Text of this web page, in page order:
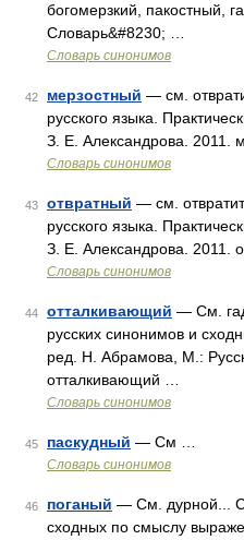
богомерзкий, пакостный,
Словарь&#8230; …
Словарь синонимов
42 мерзостный — см.
русского языка.
З. Е. Александрова. 2011.
Словарь синонимов
43 отвратный — см.
русского языка.
З. Е. Александрова. 2011.
Словарь синонимов
44 отталкивающий — См.
русских синонимов и
ред. Н. Абрамова, М.:
отталкивающий …
Словарь синонимов
45 паскудный — См …
Словарь синонимов
46 поганый — См. дурной...
сходных по смыслу